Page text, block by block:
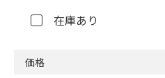
在庫あり
価格